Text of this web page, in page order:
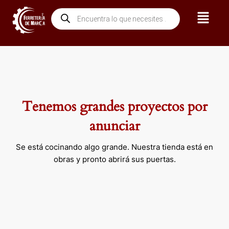
contenido
Búsqueda
de
productos
Menú
Tenemos grandes proyectos por
anunciar
Se está cocinando algo grande. Nuestra tienda está en
obras y pronto abrirá sus puertas.